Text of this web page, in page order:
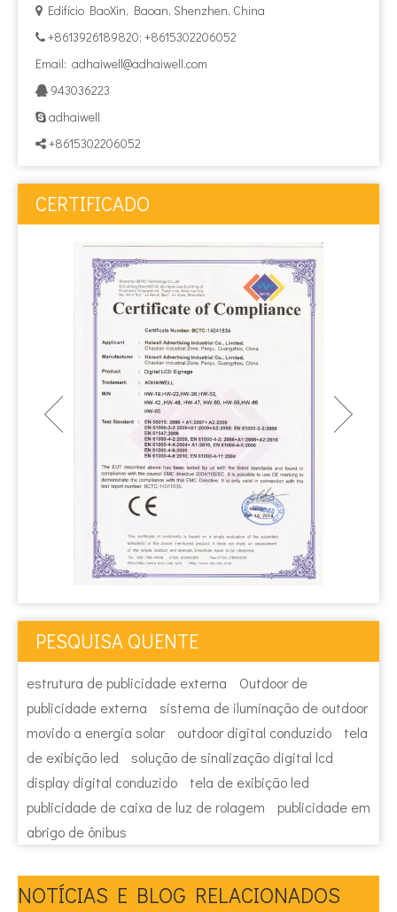
 Edifício BaoXin, Baoan, Shenzhen, China
 +8613926189820; +8615302206052
Email: adhaiwell@adhaiwell.com
 943036223
 adhaiwell
 +8615302206052
CERTIFICADO
PESQUISA QUENTE
estrutura de publicidade externa
Outdoor de
publicidade externa
sistema de iluminação de outdoor
movido a energia solar
outdoor digital conduzido
tela
de exibição led
solução de sinalização digital lcd
display digital conduzido
tela de exibição led
publicidade de caixa de luz de rolagem
publicidade em
abrigo de ônibus
NOTÍCIAS E BLOG RELACIONADOS